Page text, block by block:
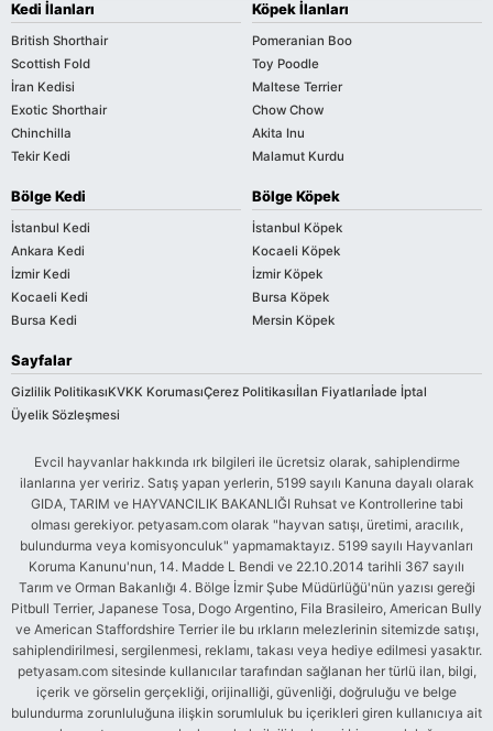
Kedi İlanları
British Shorthair
Scottish Fold
İran Kedisi
Exotic Shorthair
Chinchilla
Tekir Kedi
Köpek İlanları
Pomeranian Boo
Toy Poodle
Maltese Terrier
Chow Chow
Akita Inu
Malamut Kurdu
Bölge Kedi
İstanbul Kedi
Ankara Kedi
İzmir Kedi
Kocaeli Kedi
Bursa Kedi
Bölge Köpek
İstanbul Köpek
Kocaeli Köpek
İzmir Köpek
Bursa Köpek
Mersin Köpek
Sayfalar
Gizlilik PolitikasıKVKK KorumasıÇerez Politikasıİlan Fiyatlarıİade İptal
Üyelik Sözleşmesi
Evcil hayvanlar hakkında ırk bilgileri ile ücretsiz olarak, sahiplendirme
ilanlarına yer veririz. Satış yapan yerlerin, 5199 sayılı Kanuna dayalı olarak
GIDA, TARIM ve HAYVANCILIK BAKANLIĞI Ruhsat ve Kontrollerine tabi
olması gerekiyor. petyasam.com olarak "hayvan satışı, üretimi, aracılık,
bulundurma veya komisyonculuk" yapmamaktayız. 5199 sayılı Hayvanları
Koruma Kanunu'nun, 14. Madde L Bendi ve 22.10.2014 tarihli 367 sayılı
Tarım ve Orman Bakanlığı 4. Bölge İzmir Şube Müdürlüğü'nün yazısı gereği
Pitbull Terrier, Japanese Tosa, Dogo Argentino, Fila Brasileiro, American Bully
ve American Staffordshire Terrier ile bu ırkların melezlerinin sitemizde satışı,
sahiplendirilmesi, sergilenmesi, reklamı, takası veya hediye edilmesi yasaktır.
petyasam.com sitesinde kullanıcılar tarafından sağlanan her türlü ilan, bilgi,
içerik ve görselin gerçekliği, orijinalliği, güvenliği, doğruluğu ve belge
bulundurma zorunluluğuna ilişkin sorumluluk bu içerikleri giren kullanıcıya ait